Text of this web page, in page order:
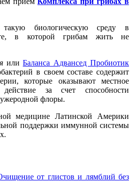
биологическую среду в
в которой грибам жить не
илиБаланса Адвансед Пробиотик
в своем составе содержит
которые оказывают местное
действие за счет способности
флоры.
медицине Латинской Америки
поддержки иммунной системы
от глистов и лямблий без